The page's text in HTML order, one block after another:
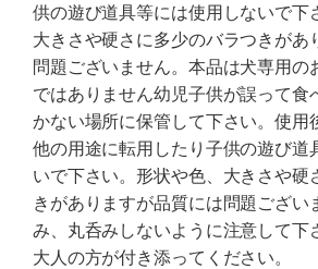
供の遊び道具等には使用しないで下
大きさや硬さに多少のバラつきがあ
問題ございません。本品は犬専用の
ではありません幼児子供が誤って食
かない場所に保管して下さい。使用
他の用途に転用したり子供の遊び道
いで下さい。形状や色、大きさや硬
きがありますが品質には問題ござい
み、丸呑みしないように注意して下
大人の方が付き添ってください。